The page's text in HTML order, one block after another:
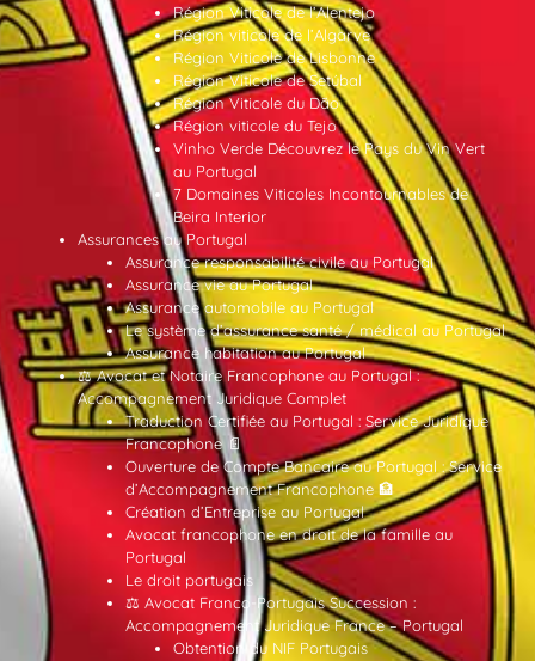
Région Viticole de l’Alentejo
Région viticole de l’Algarve
Région Viticole de Lisbonne
Région Viticole de Setúbal
Région Viticole du Dão
Région viticole du Tejo
Vinho Verde Découvrez le Pays du Vin Vert
au Portugal
7 Domaines Viticoles Incontournables de
Beira Interior
Assurances au Portugal
Assurance responsabilité civile au Portugal
Assurance vie au Portugal
Assurance automobile au Portugal
Le système d’assurance santé / médical au Portugal
Assurance habitation au Portugal
⚖️ Avocat et Notaire Francophone au Portugal :
Accompagnement Juridique Complet
Traduction Certifiée au Portugal : Service Juridique
Francophone 📄
Ouverture de Compte Bancaire au Portugal : Service
d’Accompagnement Francophone 🏦
Création d’Entreprise au Portugal
Avocat francophone en droit de la famille au
Portugal
Le droit portugais
⚖️ Avocat Franco-Portugais Succession :
Accompagnement Juridique France – Portugal
Obtention du NIF Portugais